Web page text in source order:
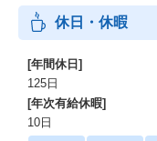
休日・休暇
[年間休日]
125日
[年次有給休暇]
10日